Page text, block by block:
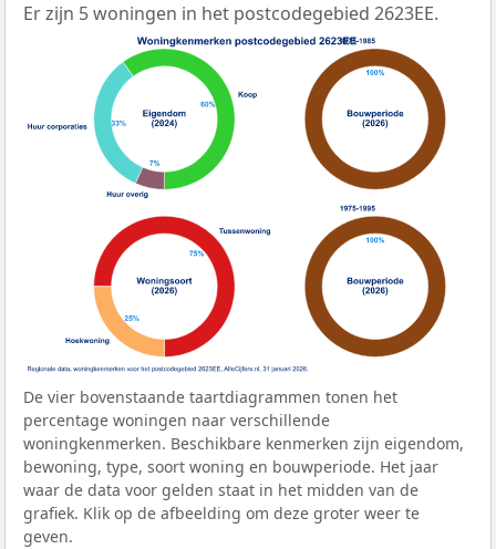
Er zijn 5 woningen in het postcodegebied 2623EE.
De vier bovenstaande taartdiagrammen tonen het
percentage woningen naar verschillende
woningkenmerken. Beschikbare kenmerken zijn eigendom,
bewoning, type, soort woning en bouwperiode. Het jaar
waar de data voor gelden staat in het midden van de
grafiek. Klik op de afbeelding om deze groter weer te
geven.